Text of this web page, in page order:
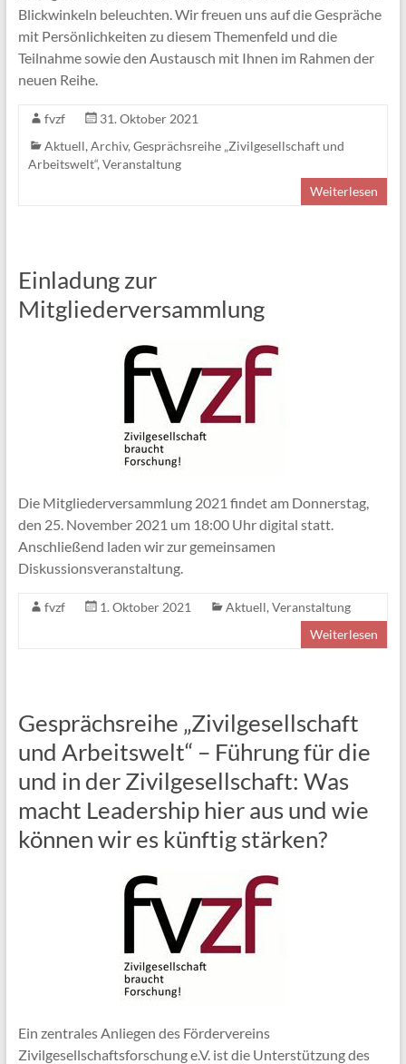
Blickwinkeln beleuchten. Wir freuen uns auf die Gespräche
mit Persönlichkeiten zu diesem Themenfeld und die
Teilnahme sowie den Austausch mit Ihnen im Rahmen der
neuen Reihe.
fvzf
31. Oktober 2021
Aktuell, Archiv, Gesprächsreihe „Zivilgesellschaft und
Arbeitswelt“, Veranstaltung
Weiterlesen
Einladung zur
Mitgliederversammlung
Die Mitgliederversammlung 2021 findet am Donnerstag,
den 25. November 2021 um 18:00 Uhr digital statt.
Anschließend laden wir zur gemeinsamen
Diskussionsveranstaltung.
fvzf 1. Oktober 2021 Aktuell, Veranstaltung
Weiterlesen
Gesprächsreihe „Zivilgesellschaft
und Arbeitswelt“ – Führung für die
und in der Zivilgesellschaft: Was
macht Leadership hier aus und wie
können wir es künftig stärken?
Ein zentrales Anliegen des Fördervereins
Zivilgesellschaftsforschung e.V. ist die Unterstützung des